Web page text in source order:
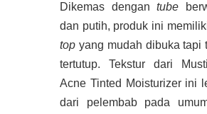
Dikemas dengan tube
dan putih, produk ini
top yang mudah dibuka tapi
tertutup. Tekstur dari
Acne Tinted Moisturizer ini
dari pelembab pada